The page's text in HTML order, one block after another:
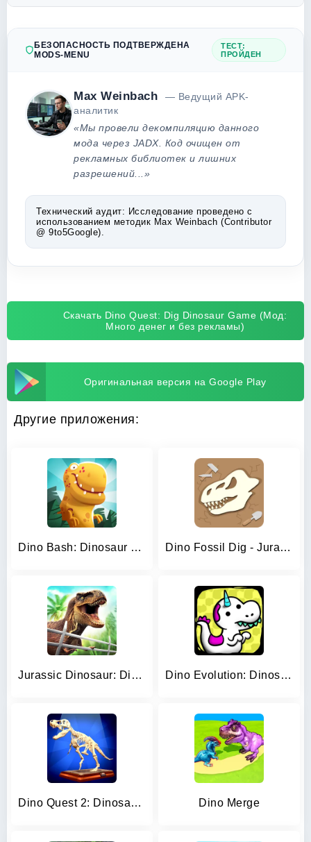
БЕЗОПАСНОСТЬ ПОДТВЕРЖДЕНА
MODS-MENU
ТЕСТ:
ПРОЙДЕН
Max Weinbach
— Ведущий APK-
аналитик
«Мы провели декомпиляцию данного
мода через JADX. Код очищен от
рекламных библиотек и лишних
разрешений...»
Технический аудит: Исследование проведено с
использованием методик Max Weinbach (Contributor
@ 9to5Google).
Скачать Dino Quest: Dig Dinosaur Game (Мод:
Много денег и без рекламы)
Оригинальная версия на Google Play
Другие приложения:
Dino Bash: Dinosaur Battle Dino Fossil Dig - Jurassic Adv
Jurassic Dinosaur: Dino Game Dino Evolution: Dinosaur Game
Dino Quest 2: Dinosaur Fossil Dino Merge